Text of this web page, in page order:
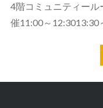
4階コミュニティー
催11:00～